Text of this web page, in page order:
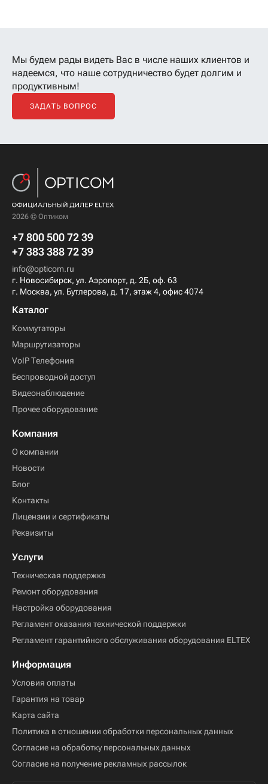
Мы будем рады видеть Вас в числе наших клиентов и
надеемся, что наше сотрудничество будет долгим и
продуктивным!
ЗАДАТЬ ВОПРОС
2026 © Оптиком
+7 800 500 72 39
+7 383 388 72 39
info@opticom.ru
г. Новосибирск, ул. Аэропорт, д. 2Б, оф. 63
г. Москва, ул. Бутлерова, д. 17, этаж 4, офис 4074
Каталог
Коммутаторы
Маршрутизаторы
VoIP Телефония
Беспроводной доступ
Видеонаблюдение
Прочее оборудование
Компания
О компании
Новости
Блог
Контакты
Лицензии и сертификаты
Реквизиты
Услуги
Техническая поддержка
Ремонт оборудования
Настройка оборудования
Регламент оказания технической поддержки
Регламент гарантийного обслуживания оборудования ELTEX
Информация
Условия оплаты
Гарантия на товар
Карта сайта
Политика в отношении обработки персональных данных
Согласие на обработку персональных данных
Согласие на получение рекламных рассылок